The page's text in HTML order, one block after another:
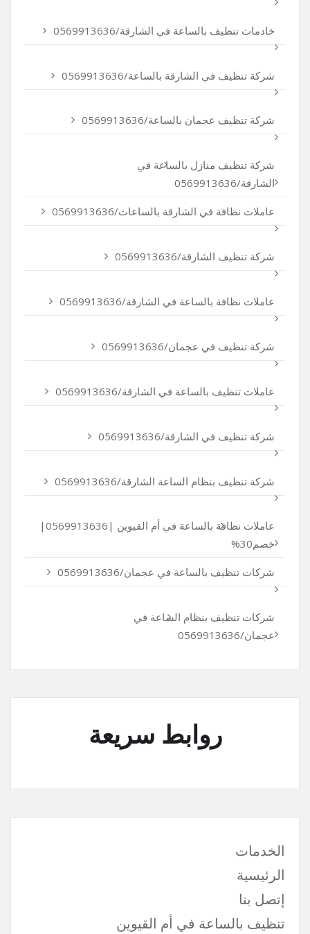
خادمات تنظيف بالساعة في الشارقة/0569913636
شركة تنظيف في الشارقة بالساعة/0569913636
شركة تنظيف عجمان بالساعة/0569913636
شركة تنظيف منازل بالساعة في
الشارقة/0569913636
عاملات نظافة في الشارقة بالساعات/0569913636
شركة تنظيف الشارقة/0569913636
عاملات نظافة بالساعة في الشارقة/0569913636
شركة تنظيف في عجمان/0569913636
عاملات تنظيف بالساعة في الشارقة/0569913636
شركة تنظيف في الشارقة/0569913636
شركة تنظيف بنظام الساعة الشارقة/0569913636
عاملات نظافة بالساعة في أم القيوين |0569913636|
خصم30%
شركات تنظيف بالساعة في عجمان/0569913636
شركات تنظيف بنظام الساعة في
عجمان/0569913636
روابط سريعة
الخدمات
الرئيسية
إتصل بنا
تنظيف بالساعة في أم القيوين